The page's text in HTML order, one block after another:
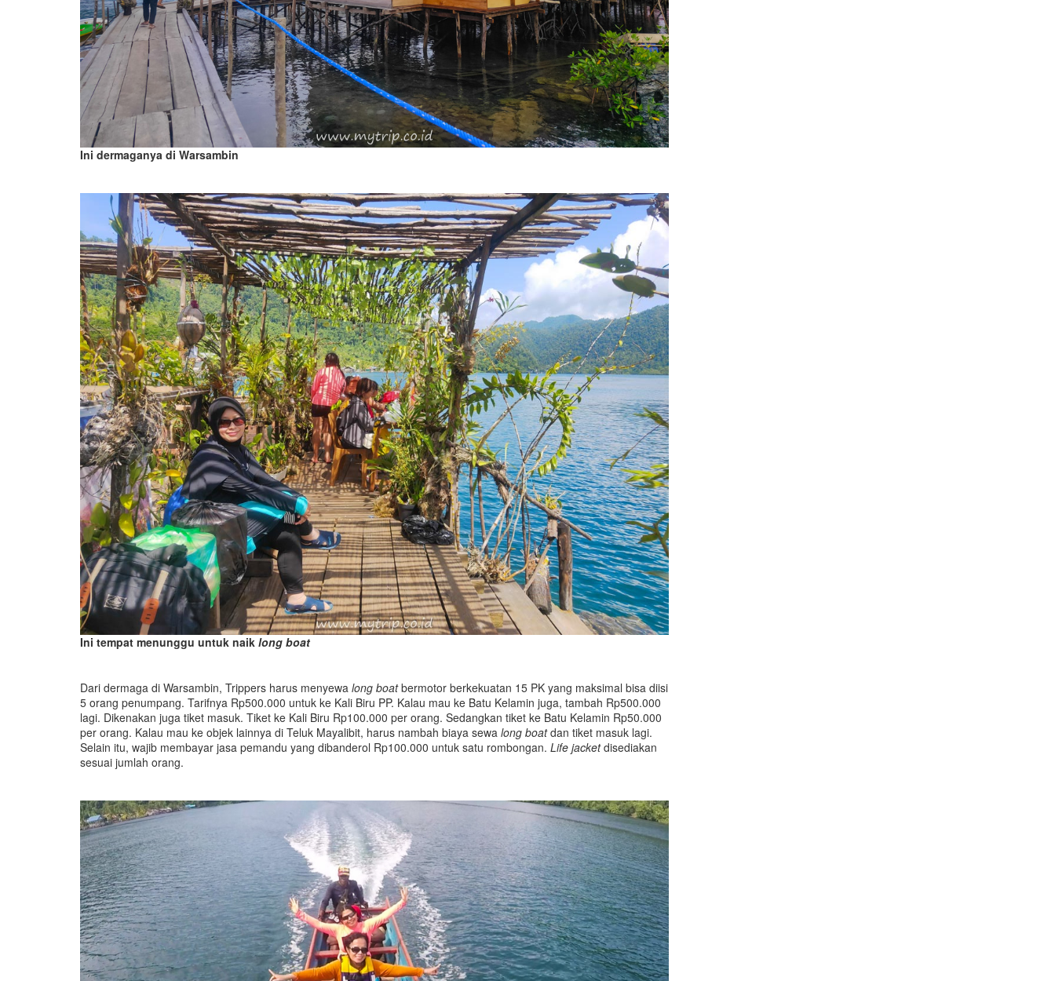
Ini dermaganya di Warsambin
Ini tempat menunggu untuk naik long boat
Dari dermaga di Warsambin, Trippers harus menyewa long boatbermotor berkekuatan 15 PK yang maksimal bisa diisi
5 orang penumpang. Tarifnya Rp500.000 untuk ke Kali Biru PP. Kalau mau ke Batu Kelamin juga, tambah Rp500.000
lagi. Dikenakan juga tiket masuk. Tiket ke Kali Biru Rp100.000 per orang. Sedangkan tiket ke Batu Kelamin Rp50.000
per orang. Kalau mau ke objek lainnya di Teluk Mayalibit, harus nambah biaya sewa long boatdan tiket masuk lagi.
Selain itu, wajib membayar jasa pemandu yang dibanderol Rp100.000 untuk satu rombongan. Life jacketdisediakan
sesuai jumlah orang.